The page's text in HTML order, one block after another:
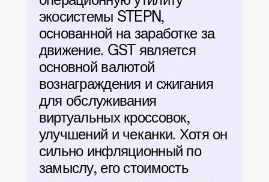
экосистемы STEPN,
основанной на заработке за
движение. GST является
основной валютой
вознаграждения и сжигания
для обслуживания
виртуальных кроссовок,
улучшений и чеканки. Хотя он
сильно инфляционный по
замыслу, его стоимость